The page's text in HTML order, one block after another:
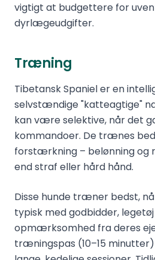
vigtigt at budgettere for
dyrlægeudgifter.
Træning
Tibetansk Spaniel er en
selvstændige "katteagtige"
kan være selektive, når det
kommandoer. De trænes
forstærkning – belønning og
end straf eller hård hånd.
Disse hunde træner bedst,
typisk med godbidder,
opmærksomhed fra deres
træningspas (10–15